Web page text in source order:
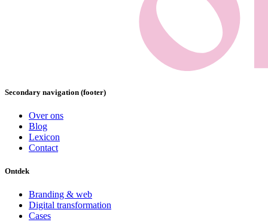
Secondary navigation (footer)
Over ons
Blog
Lexicon
Contact
Ontdek
Branding & web
Digital transformation
Cases